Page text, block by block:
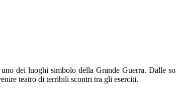
dei luoghi simbolo della Grande Guerra. Dalle
teatro di terribili scontri tra gli eserciti.